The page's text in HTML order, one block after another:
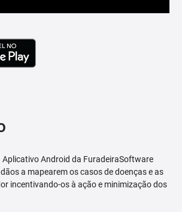
Aplicativo Android da FuradeiraSoftware
a mapearem os casos de doenças e as
incentivando-os à ação e minimização dos